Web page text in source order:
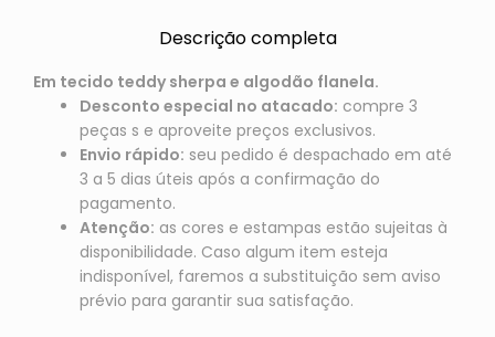
Descrição completa
Em tecido teddy sherpa e algodão flanela.
Desconto especial no atacado: compre 3
peças s e aproveite preços exclusivos.
Envio rápido: seu pedido é despachado em até
3 a 5 dias úteis após a confirmação do
pagamento.
Atenção: as cores e estampas estão sujeitas à
disponibilidade. Caso algum item esteja
indisponível, faremos a substituição sem aviso
prévio para garantir sua satisfação.